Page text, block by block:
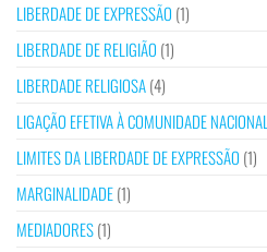
LIBERDADE DE EXPRESSÃO (1)
LIBERDADE DE RELIGIÃO (1)
LIBERDADE RELIGIOSA(4)
LIGAÇÃO EFETIVA À COMUNIDADE NACIONAL
LIMITES DA LIBERDADE DE EXPRESSÃO (1)
MARGINALIDADE(1)
MEDIADORES(1)